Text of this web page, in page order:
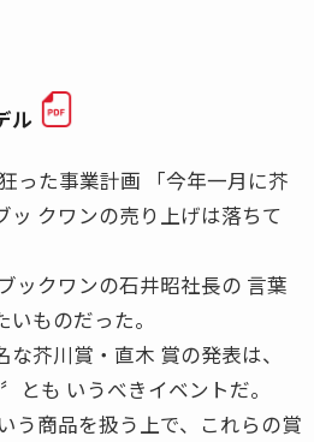
ル
った事業計画 「今年一月に芥
ッ クワンの売り上げは落ちて
ックワンの石井昭社長の 言葉
ものだった。
芥川賞・直木 賞の発表は、
とも いうべきイベントだ。
う商品を扱う上で、これらの賞